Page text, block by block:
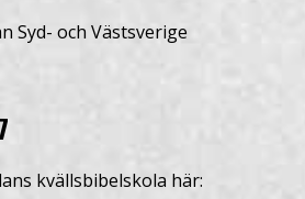
Syd- och Västsverige
kvällsbibelskola här: